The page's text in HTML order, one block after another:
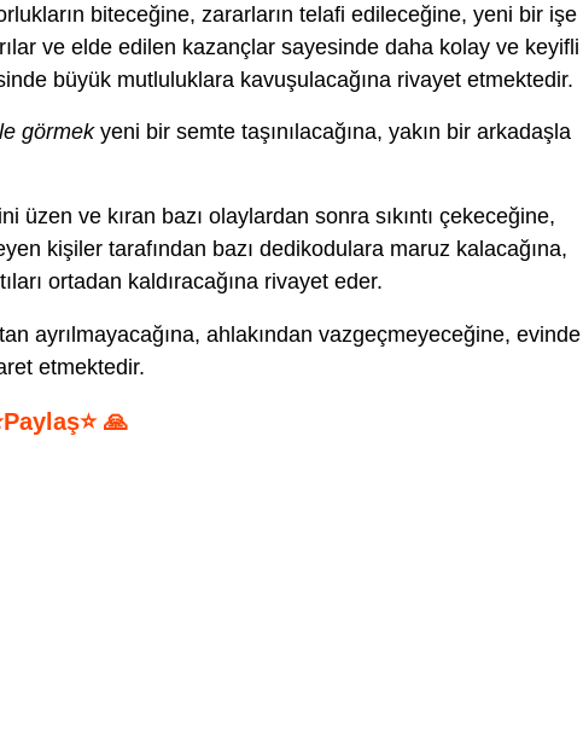
biteceğine, zararların telafi edileceğine, yeni bir işe
ve elde edilen kazançlar sayesinde daha kolay ve keyifli
büyük mutluluklara kavuşulacağına rivayet etmektedir.
görmekyeni bir semte taşınılacağına, yakın bir arkadaşla
üzen ve kıran bazı olaylardan sonra sıkıntı çekeceğine,
kişiler tarafından bazı dedikodulara maruz kalacağına,
ortadan kaldıracağına rivayet eder.
ayrılmayacağına, ahlakından vazgeçmeyeceğine, evinde
etmektedir.
🙏